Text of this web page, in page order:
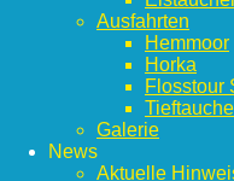
Ausfahrten
Hemmoor
Horka
Flosstour
Galerie
News
Aktuelle